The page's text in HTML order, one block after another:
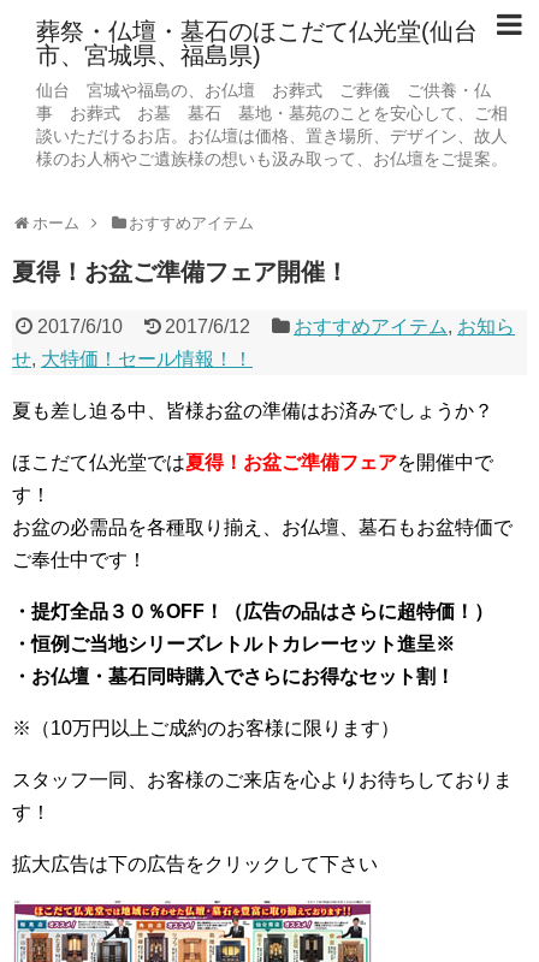
葬祭・仏壇・墓石のほこだて仏光堂(仙台
市、宮城県、福島県)
仙台 宮城や福島の、お仏壇 お葬式 ご葬儀 ご供養・仏
事 お葬式 お墓 墓石 墓地・墓苑のことを安心して、ご相
談いただけるお店。お仏壇は価格、置き場所、デザイン、故人
様のお人柄やご遺族様の想いも汲み取って、お仏壇をご提案。
ホーム おすすめアイテム
夏得！お盆ご準備フェア開催！
2017/6/10 2017/6/12 おすすめアイテム, お知ら
せ, 大特価！セール情報！！
夏も差し迫る中、皆様お盆の準備はお済みでしょうか？
ほこだて仏光堂では夏得！お盆ご準備フェアを開催中で
す！
お盆の必需品を各種取り揃え、お仏壇、墓石もお盆特価で
ご奉仕中です！
・提灯全品３０％OFF！（広告の品はさらに超特価！）
・恒例ご当地シリーズレトルトカレーセット進呈※
・お仏壇・墓石同時購入でさらにお得なセット割！
※（10万円以上ご成約のお客様に限ります）
スタッフ一同、お客様のご来店を心よりお待ちしておりま
す！
拡大広告は下の広告をクリックして下さい